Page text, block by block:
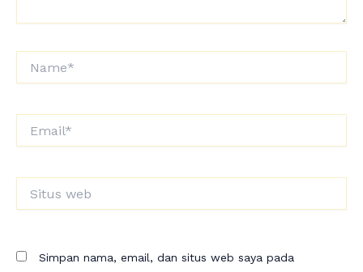
web
Simpan nama, email, dan situs web saya pada